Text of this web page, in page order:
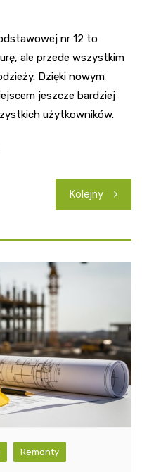
nr 12 to
ale przede wszystkim
Dzięki nowym
jeszcze bardziej
użytkowników.
Kolejny
Remonty